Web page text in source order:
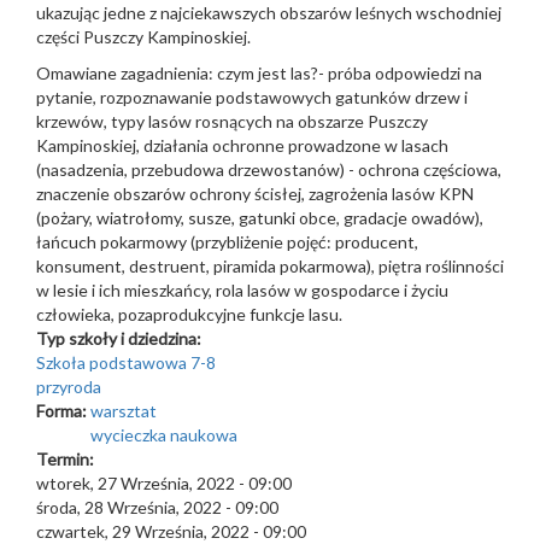
ukazując jedne z najciekawszych obszarów leśnych wschodniej
części Puszczy Kampinoskiej.
Omawiane zagadnienia: czym jest las?- próba odpowiedzi na
pytanie, rozpoznawanie podstawowych gatunków drzew i
krzewów, typy lasów rosnących na obszarze Puszczy
Kampinoskiej, działania ochronne prowadzone w lasach
(nasadzenia, przebudowa drzewostanów) - ochrona częściowa,
znaczenie obszarów ochrony ścisłej, zagrożenia lasów KPN
(pożary, wiatrołomy, susze, gatunki obce, gradacje owadów),
łańcuch pokarmowy (przybliżenie pojęć: producent,
konsument, destruent, piramida pokarmowa), piętra roślinności
w lesie i ich mieszkańcy, rola lasów w gospodarce i życiu
człowieka, pozaprodukcyjne funkcje lasu.
Typ szkoły i dziedzina:
Szkoła podstawowa 7-8
przyroda
Forma:warsztat
wycieczka naukowa
Termin:
wtorek, 27 Września, 2022 - 09:00
środa, 28 Września, 2022 - 09:00
czwartek, 29 Września, 2022 - 09:00